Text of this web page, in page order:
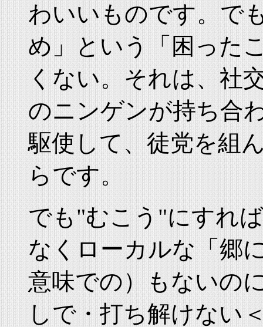
わいいものです。で
め」という「困った
くない。それは、社
のニンゲンが持ち合
駆使して、徒党を組
らです。
でも"むこう"にすれ
なくローカルな「郷
意味での）もないの
しで・打ち解けない